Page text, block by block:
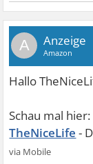
A
TheNiceLife